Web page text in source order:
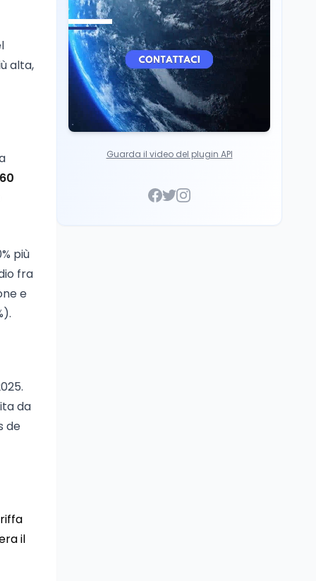
alta,
più
fra
e
da
de
il
Guarda il video del plugin API